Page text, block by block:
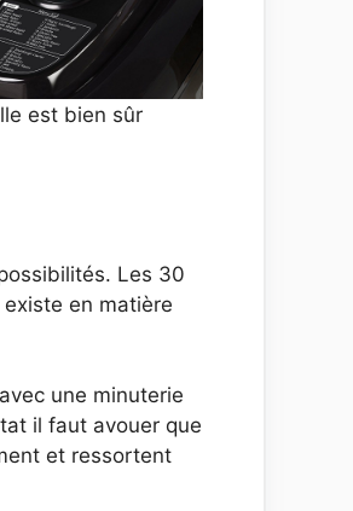
est bien sûr
Les 30
en matière
une minuterie
il faut avouer que
et ressortent